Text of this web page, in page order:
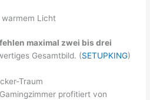
Licht
maximal zwei bis drei
Gesamtbild. (SETUPKING)
Traum
profitiert von